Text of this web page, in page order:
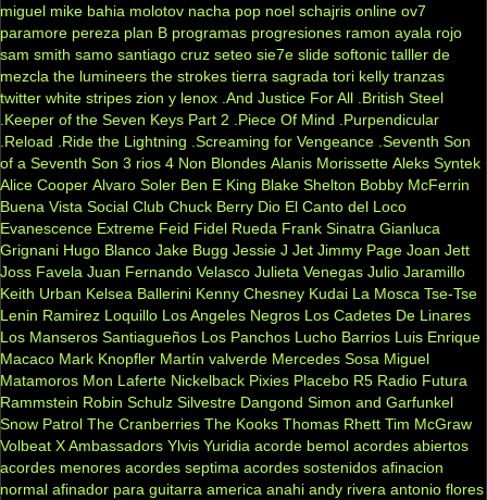
miguel mike bahia molotov nacha pop noel schajris online ov7
paramore pereza plan B programas progresiones ramon ayala rojo
sam smith samo santiago cruz seteo sie7e slide softonic talller de
mezcla the lumineers the strokes tierra sagrada tori kelly tranzas
twitter white stripes zion y lenox .And Justice For All .British Steel
.Keeper of the Seven Keys Part 2
.Piece Of Mind
.Purpendicular
.Reload
.Ride the Lightning .Screaming for Vengeance .Seventh Son
of a Seventh Son 3 rios 4 Non Blondes Alanis Morissette Aleks Syntek
Alice Cooper Alvaro Soler Ben E King Blake Shelton Bobby McFerrin
Buena Vista Social Club Chuck Berry Dio El Canto del Loco
Evanescence Extreme Feid Fidel Rueda Frank Sinatra Gianluca
Grignani Hugo Blanco Jake Bugg Jessie J Jet Jimmy Page Joan Jett
Joss Favela Juan Fernando Velasco Julieta Venegas Julio Jaramillo
Keith Urban Kelsea Ballerini Kenny Chesney Kudai La Mosca Tse-Tse
Lenin Ramirez Loquillo Los Angeles Negros Los Cadetes De Linares
Los Manseros Santiagueños Los Panchos Lucho Barrios Luis Enrique
Macaco Mark Knopfler Martín valverde Mercedes Sosa Miguel
Matamoros Mon Laferte Nickelback Pixies Placebo R5 Radio Futura
Rammstein Robin Schulz Silvestre Dangond Simon and Garfunkel
Snow Patrol The Cranberries The Kooks Thomas Rhett Tim McGraw
Volbeat X Ambassadors Ylvis Yuridia acorde bemol acordes abiertos
acordes menores acordes septima acordes sostenidos afinacion
normal afinador para guitarra america anahi andy rivera antonio flores